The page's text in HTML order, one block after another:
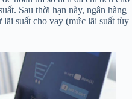
Sau thời hạn này, ngân hàng
lãi suất cho vay (mức lãi suất tùy